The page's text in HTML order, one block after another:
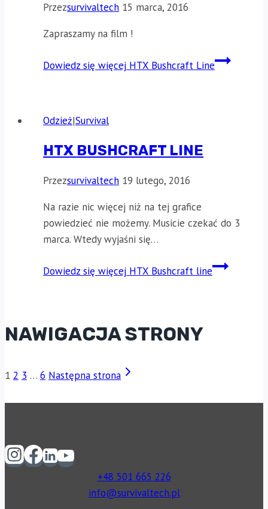
Przezsurvivaltech 15 marca, 2016
Zapraszamy na film !
Dowiedz się więcej HTX Bushcraft Line
Odzież|Survival
HTX BUSHCRAFT LINE
Przezsurvivaltech 19 lutego, 2016
Na razie nic więcej niż na tej grafice
powiedzieć nie możemy. Musicie czekać do 3
marca. Wtedy wyjaśni się…
Dowiedz się więcej HTX Bushcraft line
NAWIGACJA STRONY
1 2 3 … 6 Następna strona
+48 501 665 226
info@survivaltech.pl